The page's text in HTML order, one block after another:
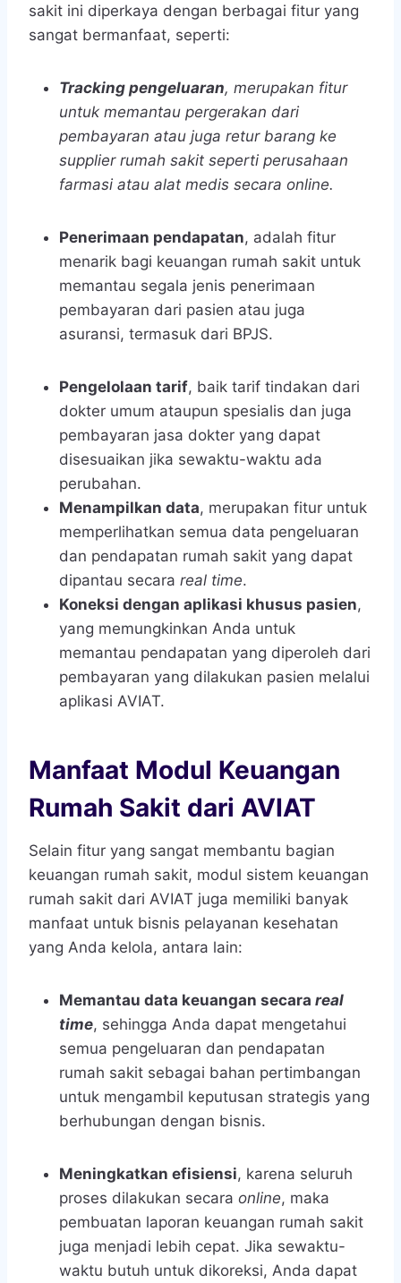
sakit ini diperkaya dengan berbagai fitur yang
sangat bermanfaat, seperti:
Tracking pengeluaran, merupakan fitur
untuk memantau pergerakan dari
pembayaran atau juga retur barang ke
supplierrumah sakit seperti perusahaan
farmasi atau alat medis secara online.
Penerimaan pendapatan, adalah fitur
menarik bagi keuangan rumah sakit untuk
memantau segala jenis penerimaan
pembayaran dari pasien atau juga
asuransi, termasuk dari BPJS.
Pengelolaan tarif, baik tarif tindakan dari
dokter umum ataupun spesialis dan juga
pembayaran jasa dokter yang dapat
disesuaikan jika sewaktu-waktu ada
perubahan.
Menampilkan data, merupakan fitur untuk
memperlihatkan semua data pengeluaran
dan pendapatan rumah sakit yang dapat
dipantau secara real time.
Koneksi dengan aplikasi khusus pasien,
yang memungkinkan Anda untuk
memantau pendapatan yang diperoleh dari
pembayaran yang dilakukan pasien melalui
aplikasi AVIAT.
Manfaat Modul Keuangan
Rumah Sakit dari AVIAT
Selain fitur yang sangat membantu bagian
keuangan rumah sakit, modul sistem keuangan
rumah sakit dari AVIAT juga memiliki banyak
manfaat untuk bisnis pelayanan kesehatan
yang Anda kelola, antara lain:
Memantau data keuangan secara real
time, sehingga Anda dapat mengetahui
semua pengeluaran dan pendapatan
rumah sakit sebagai bahan pertimbangan
untuk mengambil keputusan strategis yang
berhubungan dengan bisnis.
Meningkatkan efisiensi, karena seluruh
proses dilakukan secara online, maka
pembuatan laporan keuangan rumah sakit
juga menjadi lebih cepat. Jika sewaktu-
waktu butuh untuk dikoreksi, Anda dapat